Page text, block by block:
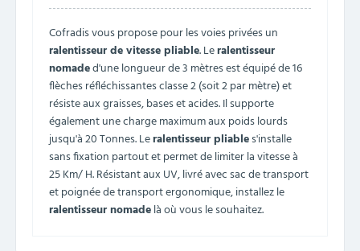
Cofradis vous propose pour les voies privées un
ralentisseur de vitesse pliable. Leralentisseur
nomaded'une longueur de 3 mètres est équipé de 16
flèches réfléchissantes classe 2 (soit 2 par mètre) et
résiste aux graisses, bases et acides. Il supporte
également une charge maximum aux poids lourds
jusqu'à 20 Tonnes. Leralentisseur pliables'installe
sans fixation partout et permet de limiter la vitesse à
25 Km/ H. Résistant aux UV, livré avec sac de transport
et poignée de transport ergonomique, installez le
ralentisseur nomadelà où vous le souhaitez.